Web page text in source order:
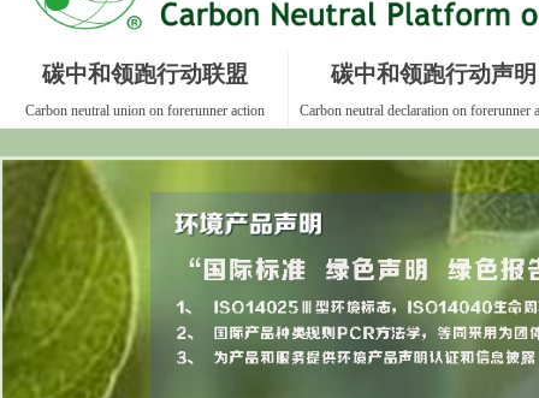
碳中和领跑行动联盟 碳中和领跑行动声明
Carbon neutral union on forerunner action Carbon neutral declaration on forerunner